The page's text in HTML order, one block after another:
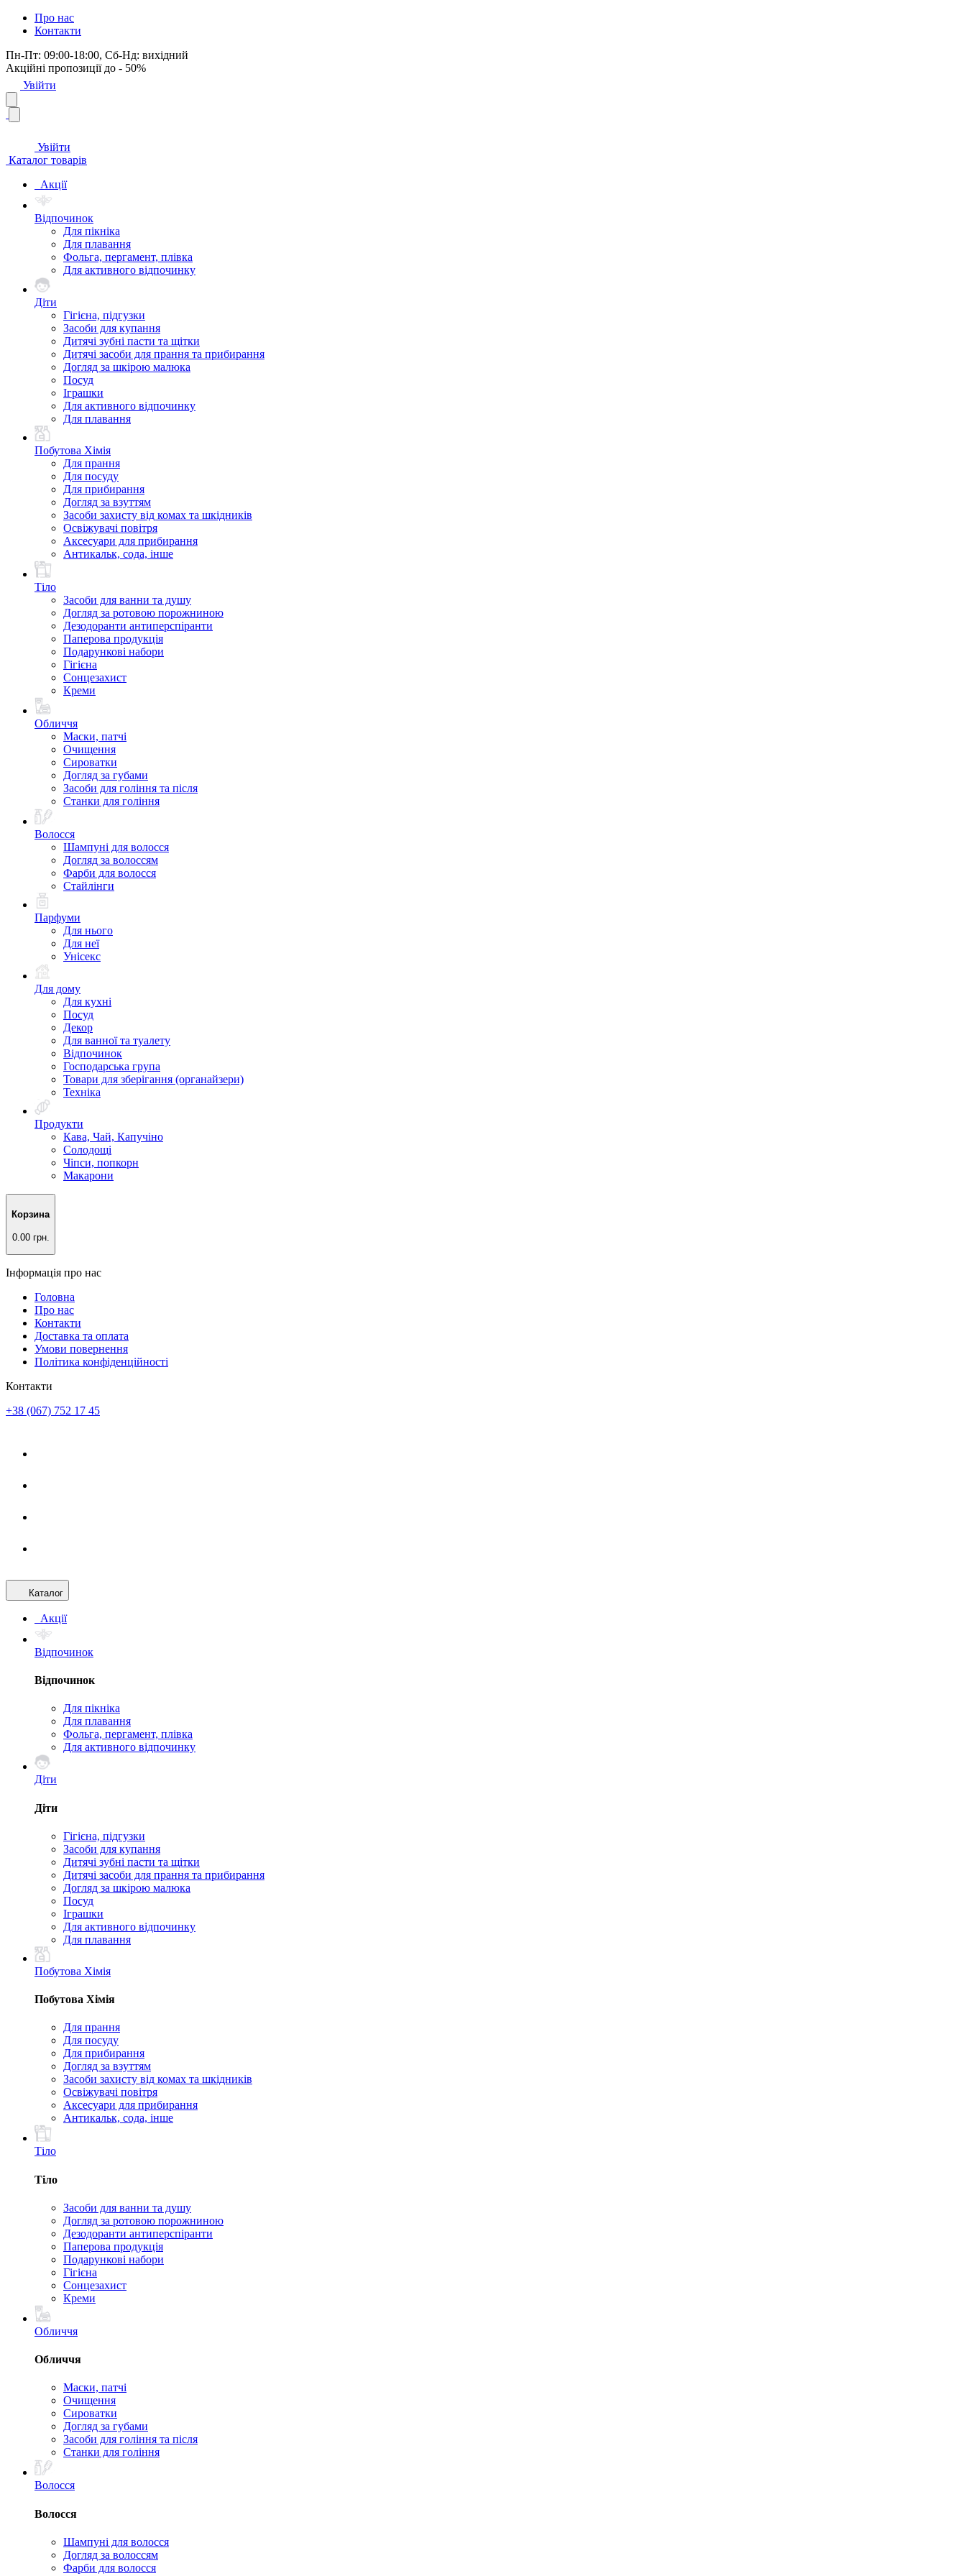
Про нас
Контакти
Пн-Пт: 09:00-18:00, Сб-Нд: вихідний
Акційні пропозиції до - 50%
Увійти
Увійти
Каталог товарів
Акції
Відпочинок
Для пікніка
Для плавання
Фольга, пергамент, плівка
Для активного відпочинку
Діти
Гігієна, підгузки
Засоби для купання
Дитячі зубні пасти та щітки
Дитячі засоби для прання та прибирання
Догляд за шкірою малюка
Посуд
Іграшки
Для активного відпочинку
Для плавання
Побутова Хімія
Для прання
Для посуду
Для прибирання
Догляд за взуттям
Засоби захисту від комах та шкідників
Освіжувачі повітря
Аксесуари для прибирання
Антикальк, сода, інше
Тіло
Засоби для ванни та душу
Догляд за ротовою порожниною
Дезодоранти антиперспіранти
Паперова продукція
Подарункові набори
Гігієна
Сонцезахист
Креми
Обличчя
Маски, патчі
Очищення
Сироватки
Догляд за губами
Засоби для гоління та після
Станки для гоління
Волосся
Шампуні для волосся
Догляд за волоссям
Фарби для волосся
Стайлінги
Парфуми
Для нього
Для неї
Унісекс
Для дому
Для кухні
Посуд
Декор
Для ванної та туалету
Відпочинок
Господарська група
Товари для зберігання (органайзери)
Техніка
Продукти
Кава, Чай, Капучіно
Солодощі
Чіпси, попкорн
Макарони
Корзина
0.00 грн.
Інформація про нас
Головна
Про нас
Контакти
Доставка та оплата
Умови повернення
Політика конфіденційності
Контакти
+38 (067) 752 17 45
Каталог
Акції
Відпочинок
Відпочинок
Для пікніка
Для плавання
Фольга, пергамент, плівка
Для активного відпочинку
Діти
Діти
Гігієна, підгузки
Засоби для купання
Дитячі зубні пасти та щітки
Дитячі засоби для прання та прибирання
Догляд за шкірою малюка
Посуд
Іграшки
Для активного відпочинку
Для плавання
Побутова Хімія
Побутова Хімія
Для прання
Для посуду
Для прибирання
Догляд за взуттям
Засоби захисту від комах та шкідників
Освіжувачі повітря
Аксесуари для прибирання
Антикальк, сода, інше
Тіло
Тіло
Засоби для ванни та душу
Догляд за ротовою порожниною
Дезодоранти антиперспіранти
Паперова продукція
Подарункові набори
Гігієна
Сонцезахист
Креми
Обличчя
Обличчя
Маски, патчі
Очищення
Сироватки
Догляд за губами
Засоби для гоління та після
Станки для гоління
Волосся
Волосся
Шампуні для волосся
Догляд за волоссям
Фарби для волосся